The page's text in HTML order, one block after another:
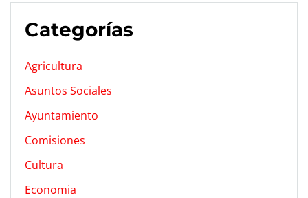
Categorías
Agricultura
Asuntos Sociales
Ayuntamiento
Comisiones
Cultura
Economia